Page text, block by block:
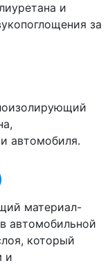
и
за
автомобиля.
материал-
автомобильной
который
и